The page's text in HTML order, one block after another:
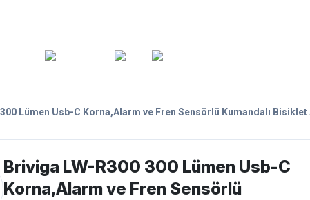
ASKI/TAŞIMA TAMİR/BAKIM GİYİM
Lümen Usb-C Korna,Alarm ve Fren Sensörlü Kumandalı Bisiklet
Briviga LW-R300 300 Lümen Usb-C
Korna,Alarm ve Fren Sensörlü